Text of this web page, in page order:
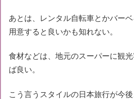
あとは、レンタル自転車とかバー
用意すると良いかも知れない。
食材などは、地元のスーパーに観
ば良い。
こう言うスタイルの日本旅行が今